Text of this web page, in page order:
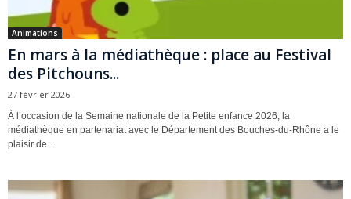
Animations
En mars à la médiathèque : place au Festival
des Pitchouns...
27 février 2026
À l’occasion de la Semaine nationale de la Petite enfance 2026, la
médiathèque en partenariat avec le Département des Bouches-du-Rhône a le
plaisir de...